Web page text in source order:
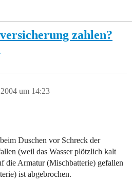
zahlen?
um 14:23
Duschen vor Schreck der
(weil das Wasser plötzlich kalt
die Armatur (Mischbatterie) gefallen
ist abgebrochen.